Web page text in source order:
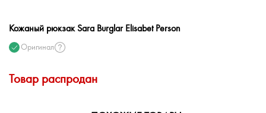
Кожаный рюкзак Sara Burglar Elisabet Person
Оригинал
Товар распродан